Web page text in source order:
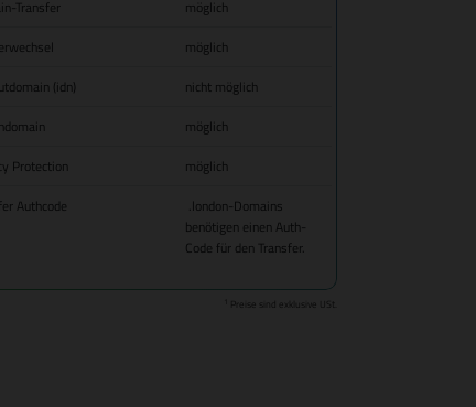
Transfer
möglich
möglich
(idn)
nicht möglich
möglich
Protection
möglich
Authcode
.london-Domains
benötigen einen Auth-
Code für den Transfer.
Preise sind exklusive USt.